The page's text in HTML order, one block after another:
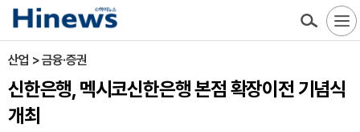
산업 > 금융·증권
신한은행, 멕시코신한은행 본점 확장이전 기념식
개최